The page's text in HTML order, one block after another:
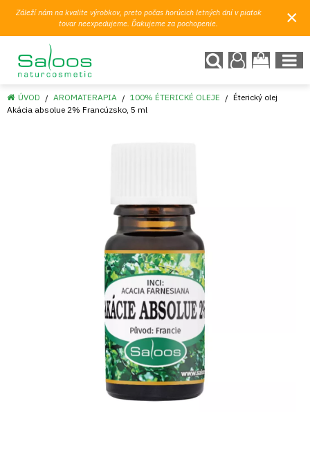
Záleží nám na kvalite výrobkov, preto počas horúcich letných dní v piatok
tovar neexpedujeme. Ďakujeme za pochopenie.
×
ÚVOD AROMATERAPIA 100% ÉTERICKÉ OLEJE
Éterický olej
Akácia absolue 2% Francúzsko, 5 ml